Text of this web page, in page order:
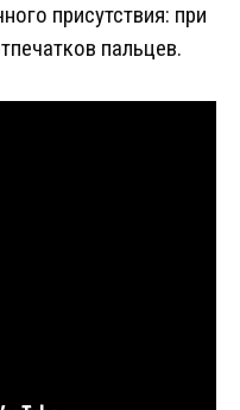
присутствия: при
пальцев.